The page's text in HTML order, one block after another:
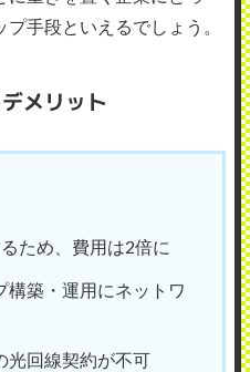
手段といえるでしょう。
メリット
ため、費用は2倍に
構築・運用にネットワ
光回線契約が不可